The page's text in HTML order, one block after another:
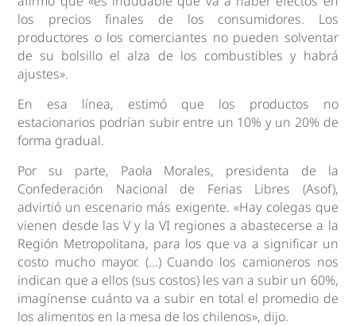
los precios finales de los consumidores. Los
productores o los comerciantes no pueden solventar
de su bolsillo el alza de los combustibles y habrá
ajustes».
En esa línea, estimó que los productos no
estacionarios podrían subir entre un 10% y un 20% de
forma gradual.
Por su parte, Paola Morales, presidenta de la
Confederación Nacional de Ferias Libres (Asof),
advirtió un escenario más exigente. «Hay colegas que
vienen desde las V y la VI regiones a abastecerse a la
Región Metropolitana, para los que va a significar un
costo mucho mayor. (…) Cuando los camioneros nos
indican que a ellos (sus costos) les van a subir un 60%,
imagínense cuánto va a subir en total el promedio de
los alimentos en la mesa de los chilenos», dijo.